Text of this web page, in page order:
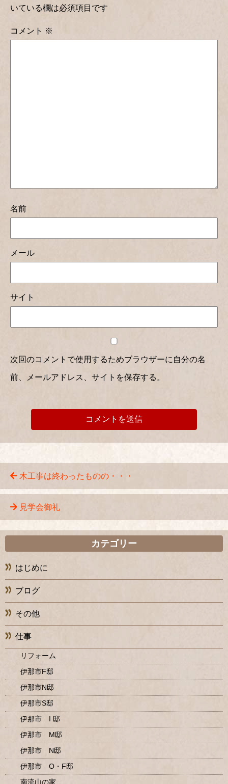
いている欄は必須項目です
コメント ※
名前
メール
サイト
次回のコメントで使用するためブラウザーに自分の名
前、メールアドレス、サイトを保存する。
木工事は終わったものの・・・
見学会御礼
カテゴリー
はじめに
ブログ
その他
仕事
リフォーム
伊那市F邸
伊那市N邸
伊那市S邸
伊那市 I 邸
伊那市 M邸
伊那市 N邸
伊那市 O・F邸
南流山の家